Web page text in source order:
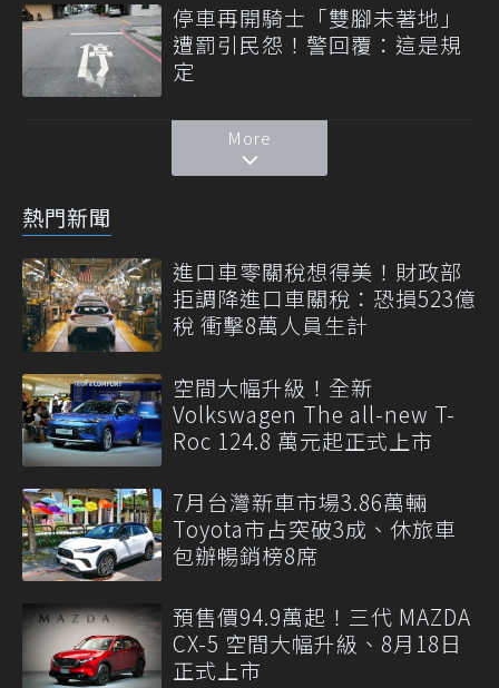
停車再開騎士「雙腳未著地」
遭罰引民怨！警回覆：這是規
定
More
熱門新聞
進口車零關稅想得美！財政部
拒調降進口車關稅：恐損523億
稅 衝擊8萬人員生計
空間大幅升級！全新
Volkswagen The all-new T-
Roc 124.8 萬元起正式上市
7月台灣新車市場3.86萬輛
Toyota市占突破3成、休旅車
包辦暢銷榜8席
預售價94.9萬起！三代 MAZDA
CX-5 空間大幅升級、8月18日
正式上市